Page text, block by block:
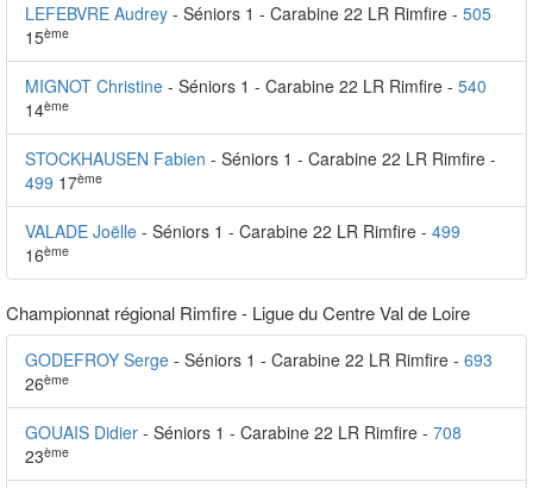
LEFEBVRE Audrey - Séniors 1 - Carabine 22 LR Rimfire - 505
15ème
MIGNOT Christine - Séniors 1 - Carabine 22 LR Rimfire - 540
14ème
STOCKHAUSEN Fabien - Séniors 1 - Carabine 22 LR Rimfire -
499 17ème
VALADE Joëlle - Séniors 1 - Carabine 22 LR Rimfire - 499
16ème
Championnat régional Rimfire - Ligue du Centre Val de Loire
GODEFROY Serge - Séniors 1 - Carabine 22 LR Rimfire - 693
26ème
GOUAIS Didier - Séniors 1 - Carabine 22 LR Rimfire - 708
23ème